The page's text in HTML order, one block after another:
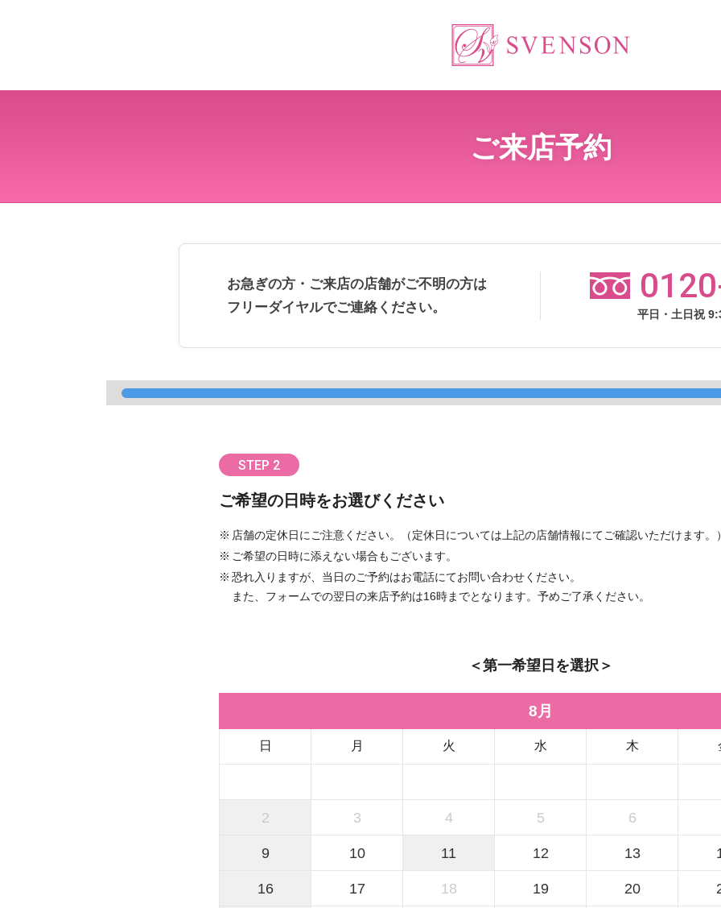
ご来店予約
お急ぎの方・ご来店の店舗がご不明の方は
フリーダイヤルでご連絡ください。
平日・土日祝
STEP 2
ご希望の日時をお選びください
店舗の定休日にご注意ください。（定休日については上記の店舗情報にてご確認いただけます。
ご希望の日時に添えない場合もございます。
恐れ入りますが、当日のご予約はお電話にてお問い合わせください。
また、フォームでの翌日の来店予約は16時までとなります。予めご了承ください。
＜第一希望日を選択＞
8月
日 月 火 水 木
2 3 4 5 6
9 10 11 12 13
16 17 18 19 20